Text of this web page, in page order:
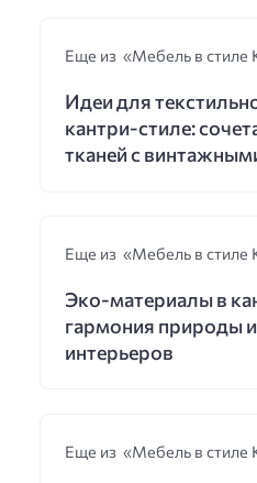
Еще из «Мебель в стиле
Идеи для
кантри-стиле:
тканей с
Еще из «Мебель в стиле
Эко-материалы в
гармония природы
интерьеров
Еще из «Мебель в стиле